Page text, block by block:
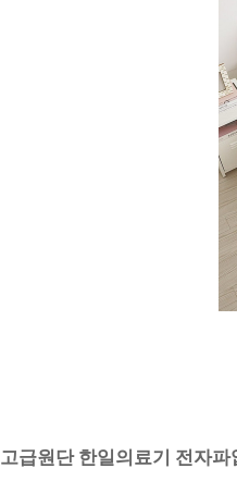
고급원단 한일의료기 전자파